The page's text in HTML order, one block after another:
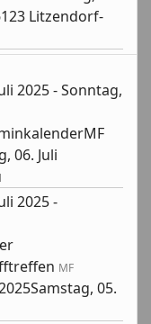
Litzendorf-
2025 - Sonntag,
06. Juli
2025 -
MF
05.